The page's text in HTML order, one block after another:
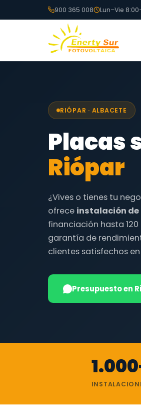
900 365 008 Lun–Vie
RIÓPAR · ALBACETE
Placas
Riópar
¿Vives o tienes tu
ofrece instalación de
financiación hasta
garantía de
clientes satisfechos
Presupuesto en